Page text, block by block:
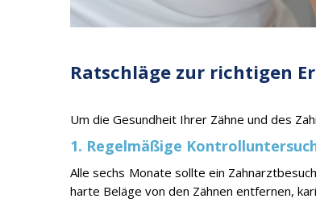
Ratschläge zur richtigen
Um die Gesundheit Ihrer Zähne und des
1. Regelmäßige
Alle sechs Monate sollte ein
harte Beläge von den Zähnen entfernen,